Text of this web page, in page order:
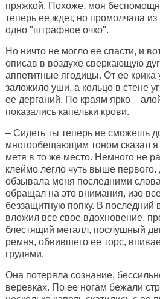
пряжкой. Похоже, моя
теперь ее ждет, но промолчала
одно "штрафное очко".
Но ничто не могло ее спасти, и
описав в воздухе сверкающую
аппетитные ягодицы. От ее крика
заложило уши, а кольцо в стене
ее дерганий. По краям ярко –
показались капельки крови.
– Сидеть ты теперь не сможешь
многообещающим тоном сказал я
метя в то же место. Немного не
клеймо легло чуть выше первого.
обзывала меня последними
обращал на это внимания, изо
беззащитную попку. В последний
вложил все свое вдохновение,
блестящий металл, послушный
ремня, обвившего ее торс,
грудями.
Она потеряла сознание,
веревках. По ее ногам бежали